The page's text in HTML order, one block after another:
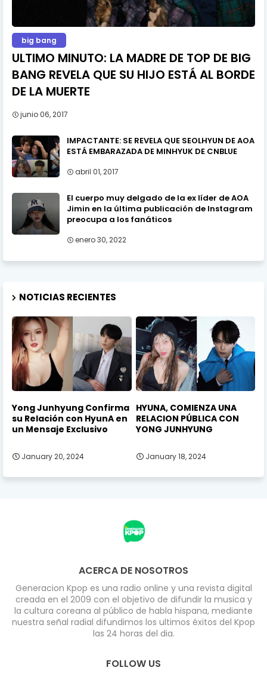
big bang
ULTIMO MINUTO: LA MADRE DE TOP DE BIG
BANG REVELA QUE SU HIJO ESTÁ AL BORDE
DE LA MUERTE
junio 06, 2017
IMPACTANTE: SE REVELA QUE SEOLHYUN DE AOA
ESTÁ EMBARAZADA DE MINHYUK DE CNBLUE
abril 01, 2017
El cuerpo muy delgado de la ex líder de AOA
Jimin en la última publicación de Instagram
preocupa a los fanáticos
enero 30, 2022
NOTICIAS RECIENTES
Yong Junhyung Confirma
su Relación con HyunA en
un Mensaje Exclusivo
January 20, 2024
HYUNA, COMIENZA UNA
RELACION PÚBLICA CON
YONG JUNHYUNG
January 18, 2024
ACERCA DE NOSOTROS
Generacion Kpop es una radio online y una revista digital
creada en el 2009 con el objetivo de difundir la musica y
la cultura coreana al público de habla hispana, mediante
nuestra señal radial difundimos los ultimos éxitos del Kpop
las 24 horas del dia.
FOLLOW US